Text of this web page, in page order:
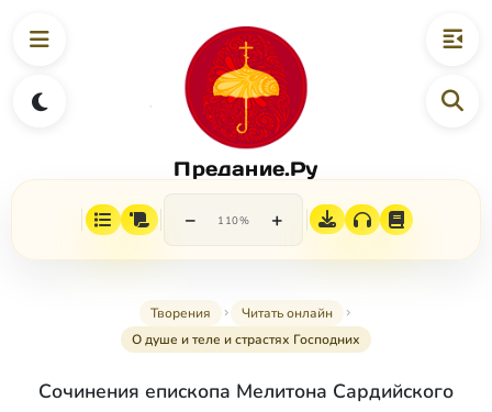
Предание.Ру
− 110% +
Творения
Читать онлайн
О душе и теле и страстях Господних
Сочинения епископа Мелитона Сардийского